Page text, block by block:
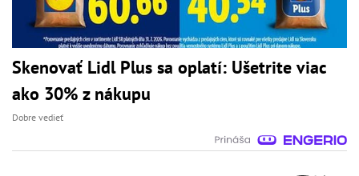
Skenovať Lidl Plus sa oplatí: Ušetrite viac
ako 30% z nákupu
Dobre vedieť